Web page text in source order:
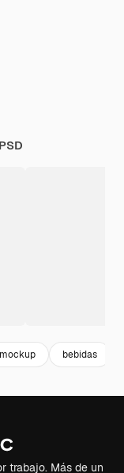
bebidas
trabajo. Más de un